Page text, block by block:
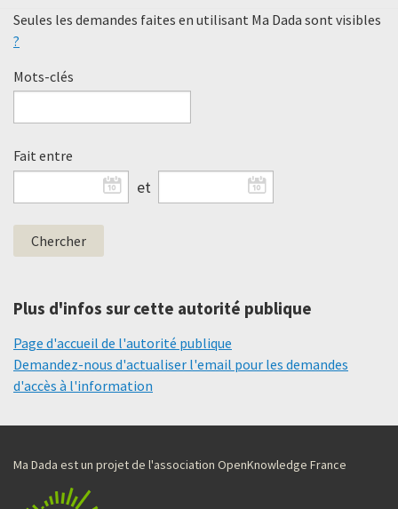
Seules les demandes faites en utilisant Ma Dada sont visibles
?
Mots-clés
Fait entre
et
Plus d'infos sur cette autorité publique
Page d'accueil de l'autorité publique
Demandez-nous d'actualiser l'email pour les demandes
d'accès à l'information
Ma Dada est un projet de l'association OpenKnowledge France